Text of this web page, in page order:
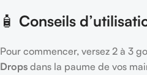
🧴 Conseils
Pour commencer, versez 2 à 3
Drops dans la paume de vos